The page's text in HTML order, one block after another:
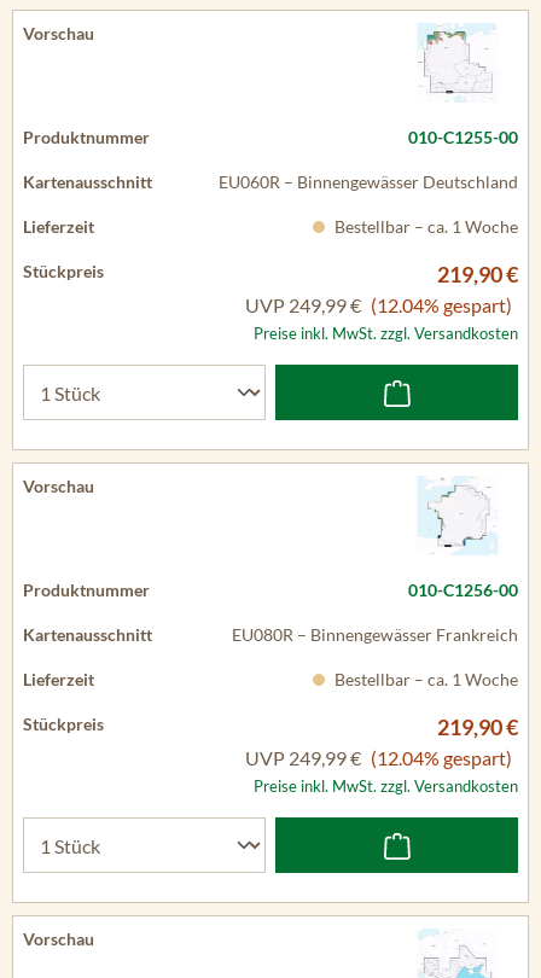
010-C1255-00
EU060R – Binnengewässer Deutschland
Bestellbar – ca. 1 Woche
219,90 €
UVP 249,99 € (12.04% gespart)
Preise inkl. MwSt. zzgl. Versandkosten
010-C1256-00
EU080R – Binnengewässer Frankreich
Bestellbar – ca. 1 Woche
219,90 €
UVP 249,99 € (12.04% gespart)
Preise inkl. MwSt. zzgl. Versandkosten